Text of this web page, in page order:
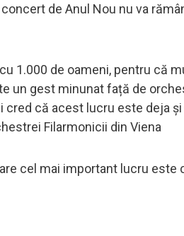
de Anul Nou nu va
1.000 de oameni, pentru că
un gest minunat față de
cred că acest lucru este deja
Filarmonicii din Viena
cel mai important lucru este